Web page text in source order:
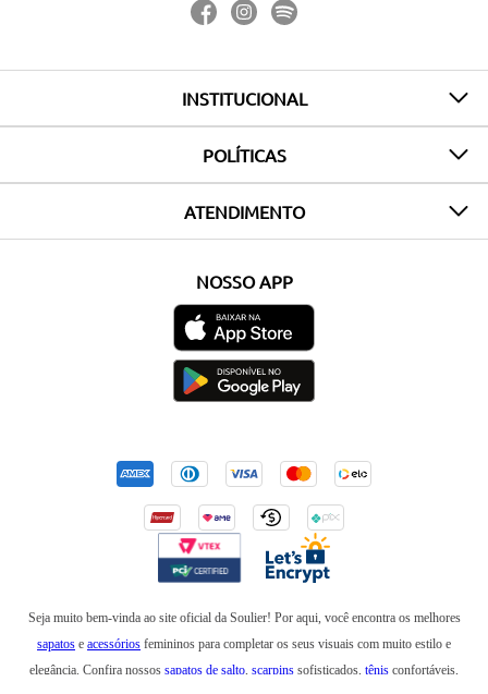
INSTITUCIONAL
POLÍTICAS
ATENDIMENTO
NOSSO APP
Seja muito bem-vinda ao site oficial da Soulier! Por aqui, você encontra os melhores
sapatos e acessórios femininos para completar os seus visuais com muito estilo e
elegância. Confira nossos sapatos de salto scarpins sofisticados, tênis confortáveis,